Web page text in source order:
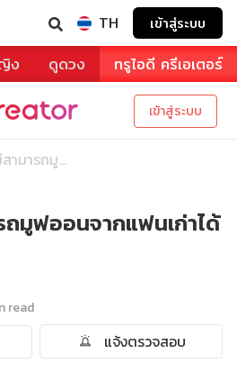
TH เข้าสู่ระบบ
ง ดูดวง ทรูไอดี ครีเอเตอร์
เข้าสู่ระบบ
ามารถมู...
ถมูฟออนจากแฟนเก่าได้
read
แจ้งตรวจสอบ